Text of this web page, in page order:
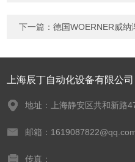
下一篇：德国WOERNER威纳
上海辰丁自动化设备有限公司
地址：上海静安区共和新路
邮箱：
传真：